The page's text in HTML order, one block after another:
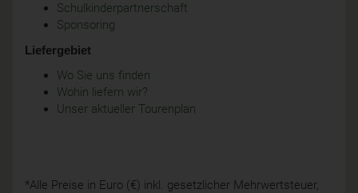
Schulkinderpartnerschaft
Sponsoring
Liefergebiet
Wo Sie uns finden
Wohin liefern wir?
Unser aktueller Tourenplan
*Alle Preise in Euro (€) inkl. gesetzlicher Mehrwertsteuer,